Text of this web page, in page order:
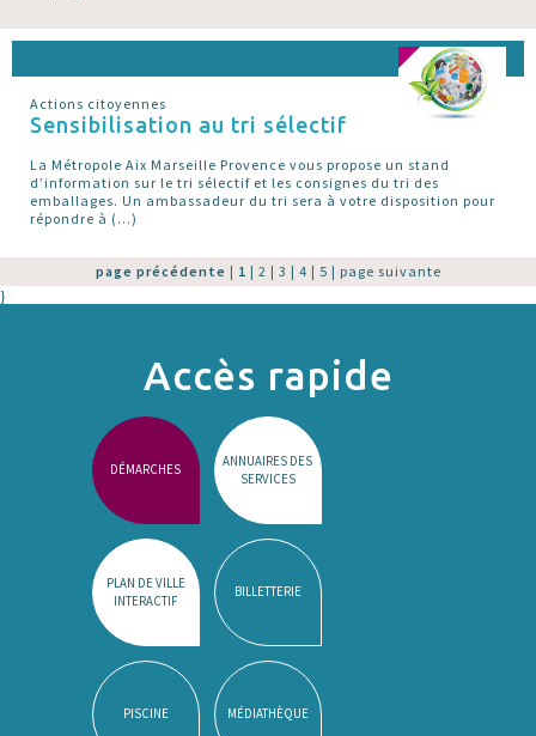
Actions citoyennes
Sensibilisation au tri sélectif
La Métropole Aix Marseille Provence vous propose un stand
d’information sur le tri sélectif et les consignes du tri des
emballages. Un ambassadeur du tri sera à votre disposition pour
répondre à (…)
page précédente | 1 | 2 | 3 | 4 | 5 | page suivante
}
Accès rapide
DÉMARCHES
ANNUAIRES DES
SERVICES
PLAN DE VILLE
INTERACTIF
BILLETTERIE
PISCINE MÉDIATHÈQUE